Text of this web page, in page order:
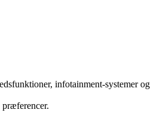
infotainment-systemer og